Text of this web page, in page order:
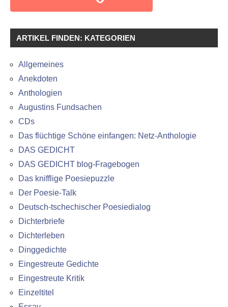
ARTIKEL FINDEN: KATEGORIEN
Allgemeines
Anekdoten
Anthologien
Augustins Fundsachen
CDs
Das flüchtige Schöne einfangen: Netz-Anthologie
DAS GEDICHT
DAS GEDICHT blog-Fragebogen
Das knifflige Poesiepuzzle
Der Poesie-Talk
Deutsch-tschechischer Poesiedialog
Dichterbriefe
Dichterleben
Dinggedichte
Eingestreute Gedichte
Eingestreute Kritik
Einzeltitel